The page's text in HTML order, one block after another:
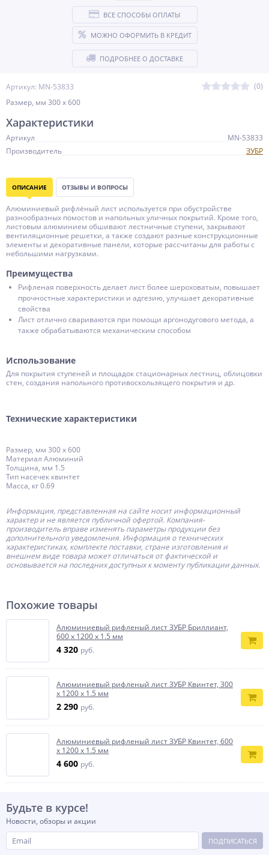
Артикул: MN-53833
(0)
Размер, мм 300 х 600
ВСЕ СПОСОБЫ ОПЛАТЫ
МОЖНО ОФОРМИТЬ В КРЕДИТ
ПОДРОБНЕЕ О ДОСТАВКЕ
Характеристики
Артикул
MN-53833
Производитель
ЗУБР
ОПИСАНИЕ ОТЗЫВЫ И ВОПРОСЫ
Алюминиевый рифлёный лист используется при обустройстве
разнообразных помостов и напольных уличных покрытий. Кроме того,
листовым алюминием обшивают лестничные ступени, закрывают
вентиляционные решетки, а также создают разные конструкционные
элементы и декоративные панели, которые рассчитаны для работы с
небольшими нагрузками.
Преимущества
Рифленая поверхность делает лист более шероховатым, повышает
прочностные характеристики и адгезию, улучшает декоративные
свойства
Лист отлично свариваются при помощи аргонодугового метода, а
также обрабатываются механическим способом
Использование
Для покрытия ступеней и площадок стационарных лестниц, облицовки
стен, создания напольного противоскользящего покрытия и др.
Технические характеристики
Размер, мм 300 х 600
Материал Алюминий
Толщина, мм 1.5
Тип насечек квинтет
Масса, кг 0.69
Информация, представленная на сайте носит информационный
характер и не является публичной офертой. Компания-
производитель вправе изменять параметры продукции без
дополнительного уведомления. Информация о технических
характеристиках, комплекте поставки, стране изготовления и
внешнем виде товара может отличаться от фактической и
основывается на последних доступных к моменту публикации данных.
Похожие товары
Алюминиевый рифленый лист ЗУБР Бриллиант,
600 х 1200 х 1.5 мм
4 320 руб.
Алюминиевый рифленый лист ЗУБР Квинтет, 300
х 1200 х 1.5 мм
2 290 руб.
Алюминиевый рифленый лист ЗУБР Квинтет, 600
х 1200 х 1.5 мм
4 600 руб.
Будьте в курсе!
Новости, обзоры и акции
ПОДПИСАТЬСЯ